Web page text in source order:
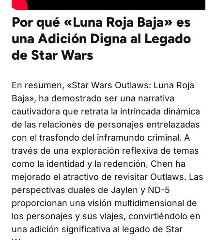
Por qué «Luna Roja Baja» es
una Adición Digna al Legado
de Star Wars
En resumen, «Star Wars Outlaws: Luna Roja
Baja», ha demostrado ser una narrativa
cautivadora que retrata la intrincada dinámica
de las relaciones de personajes entrelazadas
con el trasfondo del inframundo criminal. A
través de una exploración reflexiva de temas
como la identidad y la redención, Chen ha
mejorado el atractivo de revisitar Outlaws. Las
perspectivas duales de Jaylen y ND-5
proporcionan una visión multidimensional de
los personajes y sus viajes, convirtiéndolo en
una adición significativa al legado de Star